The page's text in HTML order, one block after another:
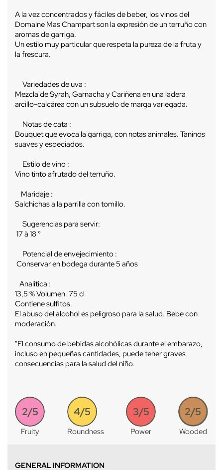
A la vez concentrados y fáciles de beber, los vinos del
Domaine Mas Champart son la expresión de un terruño con
aromas de garriga.
Un estilo muy particular que respeta la pureza de la fruta y
la frescura.
Variedades de uva :
Mezcla de Syrah, Garnacha y Cariñena en una ladera
arcillo-calcárea con un subsuelo de marga variegada.
Notas de cata :
Bouquet que evoca la garriga, con notas animales. Taninos
suaves y especiados.
Estilo de vino :
Vino tinto afrutado del terruño.
Maridaje :
Salchichas a la parrilla con tomillo.
Sugerencias para servir:
17 à 18 °
Potencial de envejecimiento :
Conservar en bodega durante 5 años
Analítica :
13,5 % Volumen. 75 cl
Contiene sulfitos.
El abuso del alcohol es peligroso para la salud. Bebe con
moderación.
"El consumo de bebidas alcohólicas durante el embarazo,
incluso en pequeñas cantidades, puede tener graves
consecuencias para la salud del niño.
2/5
Fruity
4/5
Roundness
3/5
Power
2/5
Wooded
GENERAL INFORMATION